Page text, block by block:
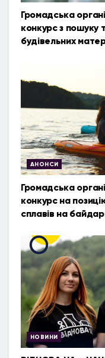
Громадська
конкурс з пошуку
будівельних
АНОНСИ
Громадська
конкурс на
сплавів на
НОВИНИ